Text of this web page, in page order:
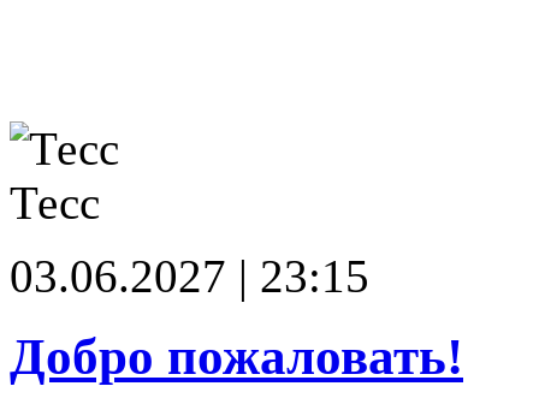
Тесс
03.06.2027 | 23:15
Добро пожаловать!